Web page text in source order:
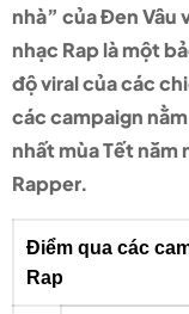
nhà” của Đen Vâu
nhạc Rap là một
độ viral của các
các campaign
nhất mùa Tết năm
Rapper.
Điểm qua các
Rap